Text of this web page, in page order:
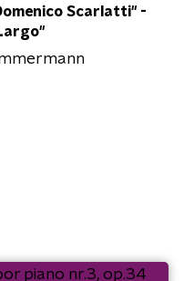
Scarlatti" -